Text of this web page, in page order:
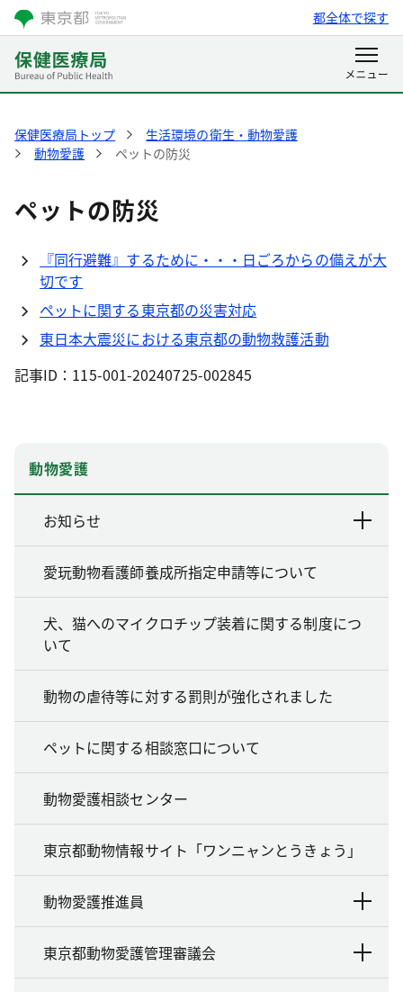
都全体で探す
保健医療局トップ
生活環境の衛生・動物愛護
動物愛護
ペットの防災
ペットの防災
『同行避難』するために・・・日ごろからの備えが大
切です
ペットに関する東京都の災害対応
東日本大震災における東京都の動物救護活動
記事ID：115-001-20240725-002845
動物愛護
お知らせ
愛玩動物看護師養成所指定申請等について
犬、猫へのマイクロチップ装着に関する制度につ
いて
動物の虐待等に対する罰則が強化されました
ペットに関する相談窓口について
動物愛護相談センター
東京都動物情報サイト「ワンニャンとうきょう」
動物愛護推進員
東京都動物愛護管理審議会